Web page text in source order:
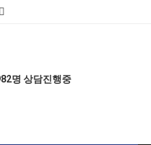
명 상담진행중